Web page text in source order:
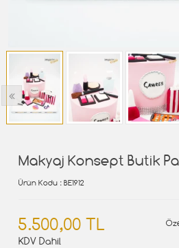
‹
Makyaj Konsept Butik
Ürün Kodu : BE1912
5.500,00 TL
KDV Dahil